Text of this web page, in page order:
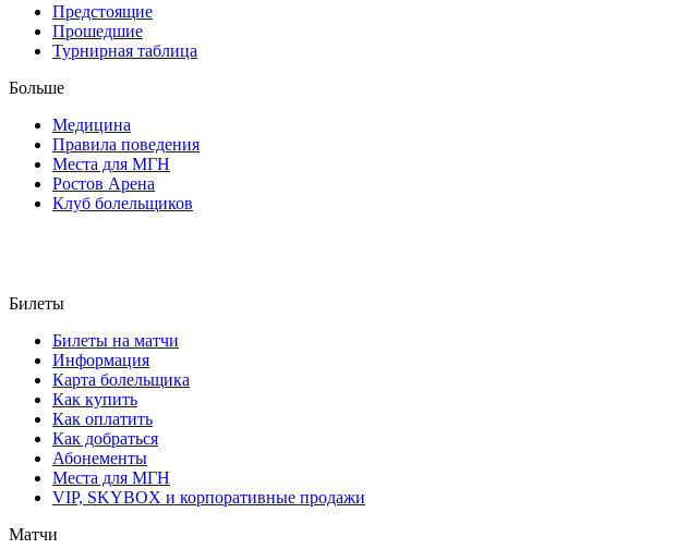
Предстоящие
Прошедшие
Турнирная таблица
Больше
Медицина
Правила поведения
Места для МГН
Ростов Арена
Клуб болельщиков
Билеты
Билеты на матчи
Информация
Карта болельщика
Как купить
Как оплатить
Как добраться
Абонементы
Места для МГН
VIP, SKYBOX и корпоративные продажи
Матчи